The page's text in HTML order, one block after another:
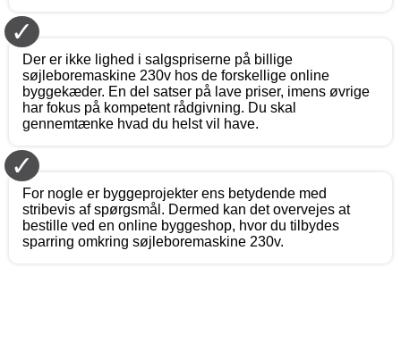
✓
Der er ikke lighed i salgspriserne på billige
søjleboremaskine 230v hos de forskellige online
byggekæder. En del satser på lave priser, imens øvrige
har fokus på kompetent rådgivning. Du skal
gennemtænke hvad du helst vil have.
✓
For nogle er byggeprojekter ens betydende med
stribevis af spørgsmål. Dermed kan det overvejes at
bestille ved en online byggeshop, hvor du tilbydes
sparring omkring søjleboremaskine 230v.